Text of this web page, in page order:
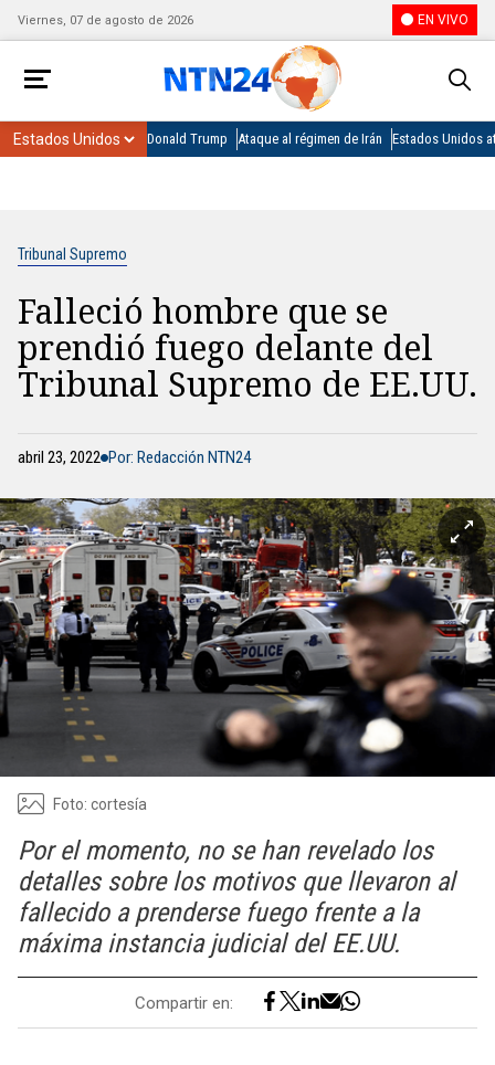
Viernes, 07 de agosto de 2026 EN VIVO
Donald Trump Ataque al régimen de Irán Estados Unidos
Tribunal Supremo
Falleció hombre que se
prendió fuego delante del
Tribunal Supremo de EE.UU.
abril 23, 2022 Por: Redacción NTN24
Foto: cortesía
Por el momento, no se han revelado los
detalles sobre los motivos que llevaron al
fallecido a prenderse fuego frente a la
máxima instancia judicial del EE.UU.
Compartir en: